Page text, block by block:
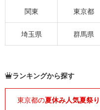
関東 東京都
埼玉県 群馬県
ランキングから探す
東京都の夏休み人気夏祭り